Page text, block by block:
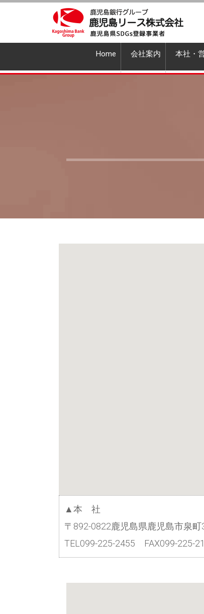
Home 会社案内 本社・
▲本 社
〒892-0822鹿児島県鹿児島市泉
TEL099-225-2455 FAX099-225-